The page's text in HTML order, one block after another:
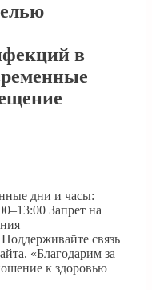
в
дни и часы:
Запрет на
связь
«Благодарим за
к здоровью